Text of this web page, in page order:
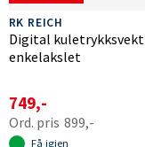
RK REICH
Digital kuletrykksvekt
enkelakslet
749,-
899,-
Få igjen